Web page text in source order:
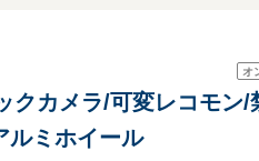
オ
クカメラ/可変レコモン
ルミホイール